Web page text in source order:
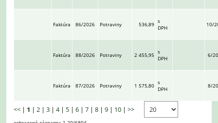
Faktúra 86/2026 Potraviny 536,89 s
DPH
10/
Faktúra 88/2026 Potraviny 2 455,95 s
DPH
6/
Faktúra 87/2026 Potraviny 1 575,80 s
DPH
8/
<< | 1 |2 |3 |4| 5 |6 |7 |8 |9 | 10 |>>